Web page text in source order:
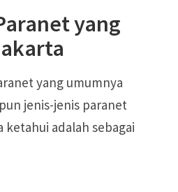
yang
yang umumnya
jenis-jenis paranet
ketahui adalah sebagai